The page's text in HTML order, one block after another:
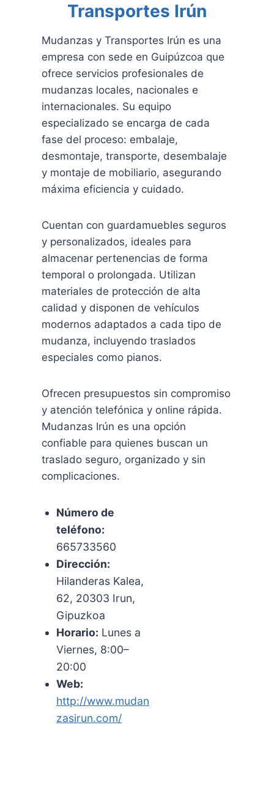
Transportes Irún
Mudanzas y Transportes Irún es una
empresa con sede en Guipúzcoa que
ofrece servicios profesionales de
mudanzas locales, nacionales e
internacionales. Su equipo
especializado se encarga de cada
fase del proceso: embalaje,
desmontaje, transporte, desembalaje
y montaje de mobiliario, asegurando
máxima eficiencia y cuidado.
Cuentan con guardamuebles seguros
y personalizados, ideales para
almacenar pertenencias de forma
temporal o prolongada. Utilizan
materiales de protección de alta
calidad y disponen de vehículos
modernos adaptados a cada tipo de
mudanza, incluyendo traslados
especiales como pianos.
Ofrecen presupuestos sin compromiso
y atención telefónica y online rápida.
Mudanzas Irún es una opción
confiable para quienes buscan un
traslado seguro, organizado y sin
complicaciones.
Número de
teléfono:
665733560
Dirección:
Hilanderas Kalea,
62, 20303 Irun,
Gipuzkoa
Horario: Lunes a
Viernes, 8:00–
20:00
Web:
http://www.mudan
zasirun.com/